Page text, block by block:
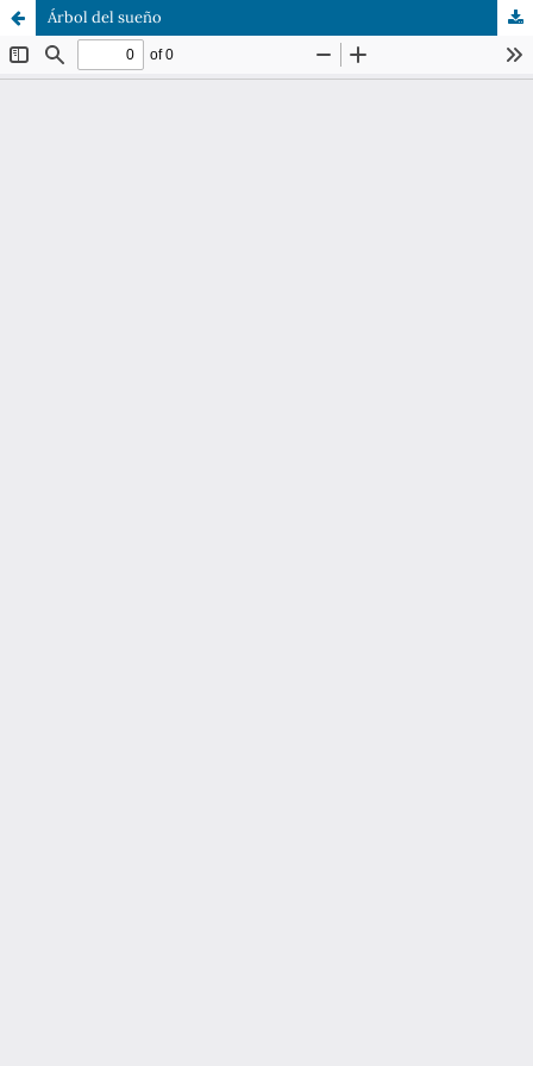
Árbol del sueño